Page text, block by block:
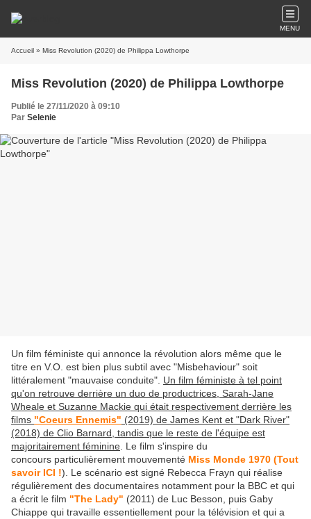
MENU
Accueil » Miss Revolution (2020) de Philippa Lowthorpe
Miss Revolution (2020) de Philippa Lowthorpe
Publié le 27/11/2020 à 09:10
Par Selenie
Un film féministe qui annonce la révolution alors même que le
titre en V.O. est bien plus subtil avec "Misbehaviour" soit
littéralement "mauvaise conduite". Un film féministe à tel point
qu'on retrouve derrière un duo de productrices, Sarah-Jane
Wheale et Suzanne Mackie qui était respectivement derrière les
films "Coeurs Ennemis" (2019) de James Kent et "Dark River"
(2018) de Clio Barnard, tandis que le reste de l'équipe est
majoritairement féminine . Le film s'inspire du
concours particulièrement mouvementé Miss Monde 1970 (Tout
savoir ICI !). Le scénario est signé Rebecca Frayn qui réalise
régulièrement des documentaires notamment pour la BBC et qui
a écrit le film "The Lady" (2011) de Luc Besson, puis Gaby
Chiappe qui travaille essentiellement pour la télévision et qui a